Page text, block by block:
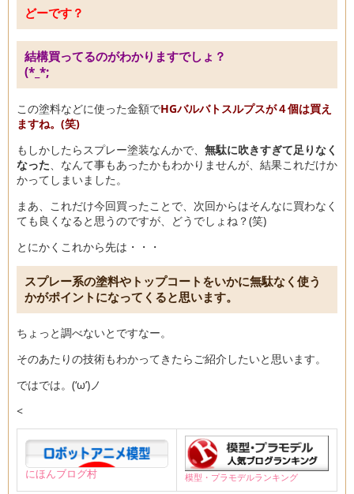
どーです？
結構買ってるのがわかりますでしょ？
(*_*;
この塗料などに使った金額でHGバルバトスルプスが４個は買え
ますね。(笑)
もしかしたらスプレー塗装なんかで、 無駄に吹きすぎて足りなく
なった 、なんて事もあったかもわかりませんが、結果これだけか
かってしまいました。
まあ、これだけ今回買ったことで、次回からはそんなに買わなく
ても良くなると思うのですが、どうでしょね？(笑)
とにかくこれから先は・・・
スプレー系の塗料やトップコートをいかに無駄なく使う
かがポイントになってくると思います。
ちょっと調べないとですなー。
そのあたりの技術もわかってきたらご紹介したいと思います。
ではでは。(‘ω’)ノ
<
にほんブログ村 模型・プラモデルランキング